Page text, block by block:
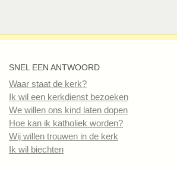
SNEL EEN ANTWOORD
Waar staat de kerk?
Ik wil een kerkdienst bezoeken
We willen ons kind laten dopen
Hoe kan ik katholiek worden?
Wij willen trouwen in de kerk
Ik wil biechten